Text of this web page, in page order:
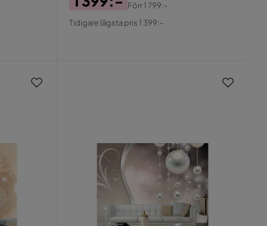
Pris
Original
Förr1 799:-
Tidigare lägsta pris 1 399:-